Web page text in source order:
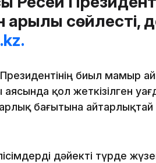
сөйлесті,
биыл мамыр
қол жеткізілген
бағытына айтарлықтай
дәйекті түрде